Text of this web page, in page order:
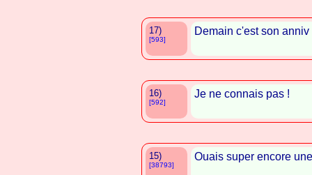
17)
[593]
Demain c'est son anniv
16)
[592]
Je ne connais pas !
15)
[38793]
Ouais super encore